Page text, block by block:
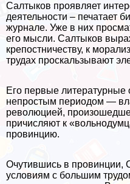
Салтыков проявляет
деятельности – печатает
журнале. Уже в них
его мысли. Салтыков
крепостничеству, к
трудах проскальзывают
Его первые
непростым периодом —
революцией,
причисляют к
провинцию.
Очутившись в провинции,
условиям с большим